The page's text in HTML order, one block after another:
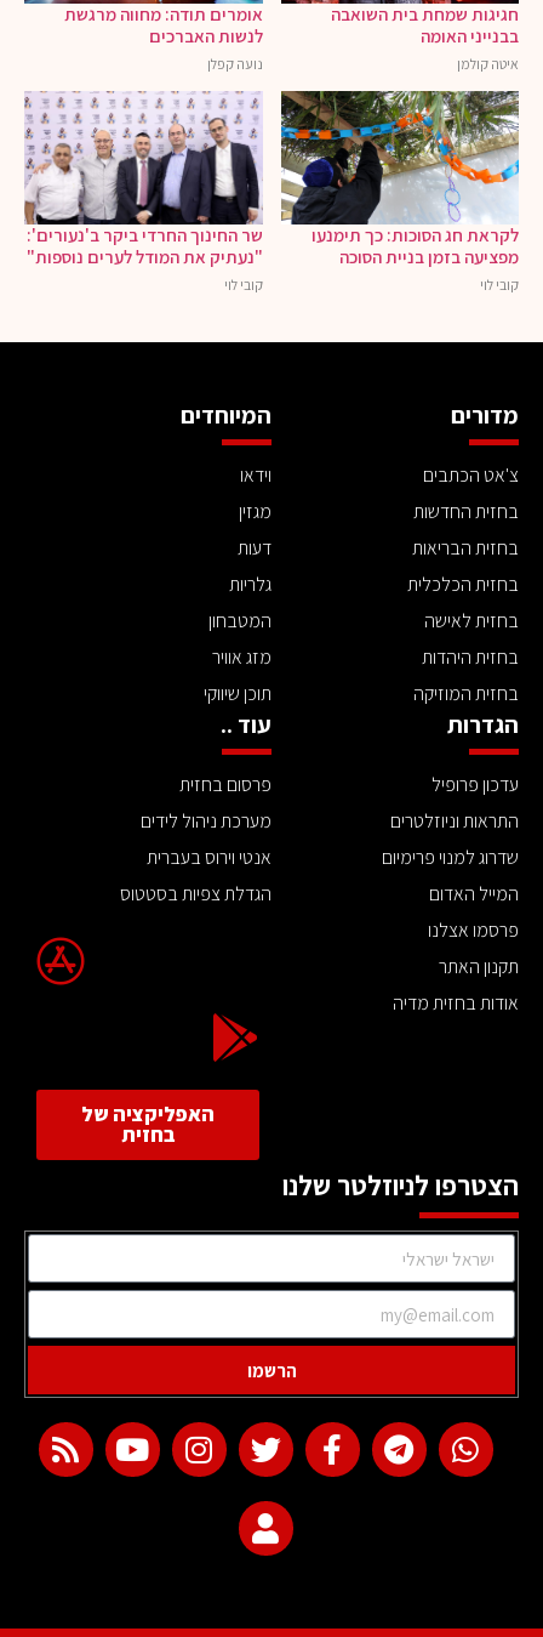
חגיגות שמחת בית השואבה
בבנייני האומה
איטה קולמן
אומרים תודה: מחווה מרגשת
לנשות האברכים
נועה קפלן
לקראת חג הסוכות: כך תימנעו
מפציעה בזמן בניית הסוכה
קובי לוי
שר החינוך החרדי ביקר ב'נעורים':
"נעתיק את המודל לערים נוספות"
קובי לוי
מדורים
צ'אט הכתבים
בחזית החדשות
בחזית הבריאות
בחזית הכלכלית
בחזית לאישה
בחזית היהדות
בחזית המוזיקה
המיוחדים
וידאו
מגזין
דעות
גלריות
המטבחון
מזג אוויר
תוכן שיווקי
הגדרות
עדכון פרופיל
התראות וניוזלטרים
שדרוג למנוי פרימיום
המייל האדום
פרסמו אצלנו
תקנון האתר
אודות בחזית מדיה
עוד ..
פרסום בחזית
מערכת ניהול לידים
אנטי וירוס בעברית
הגדלת צפיות בסטטוס
האפליקציה של
בחזית
הצטרפו לניוזלטר שלנו
הרשמו